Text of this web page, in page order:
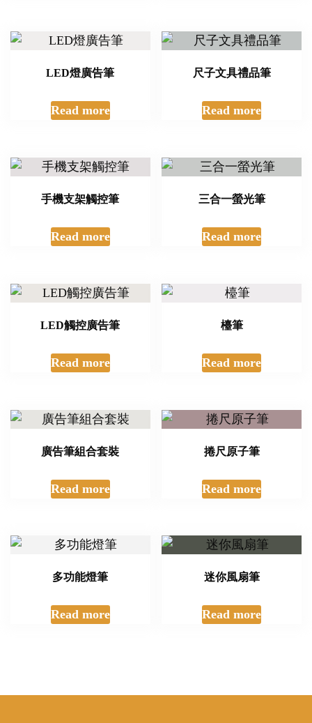
LED燈廣告筆
Read more
尺子文具禮品筆
Read more
手機支架觸控筆
Read more
三合一螢光筆
Read more
LED觸控廣告筆
Read more
檯筆
Read more
廣告筆組合套裝
Read more
捲尺原子筆
Read more
多功能燈筆
Read more
迷你風扇筆
Read more